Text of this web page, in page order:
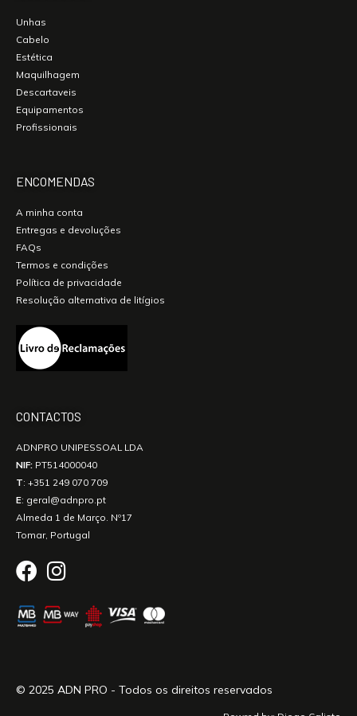
Unhas
Cabelo
Estética
Maquilhagem
Descartaveis
Equipamentos
Profissionais
ENCOMENDAS
A minha conta
Entregas e devoluções
FAQs
Termos e condições
Política de privacidade
Resolução alternativa de litígios
CONTACTOS
ADNPRO UNIPESSOAL LDA
NIF: PT514000040
T: +351 249 070 709
E: geral@adnpro.pt
Almeda 1 de Março. Nº17
Tomar, Portugal
© 2025 ADN PRO - Todos os direitos reservados